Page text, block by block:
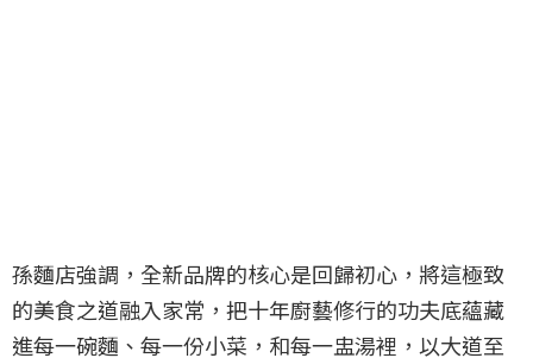
孫麵店強調，全新品牌的核心是回歸初心，將這極致
的美食之道融入家常，把十年廚藝修行的功夫底蘊藏
進每一碗麵、每一份小菜，和每一盅湯裡，以大道至